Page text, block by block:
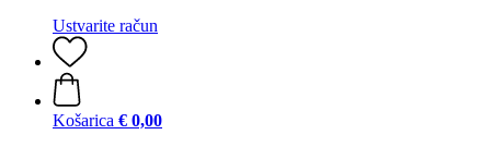
Ustvarite račun
Košarica € 0,00